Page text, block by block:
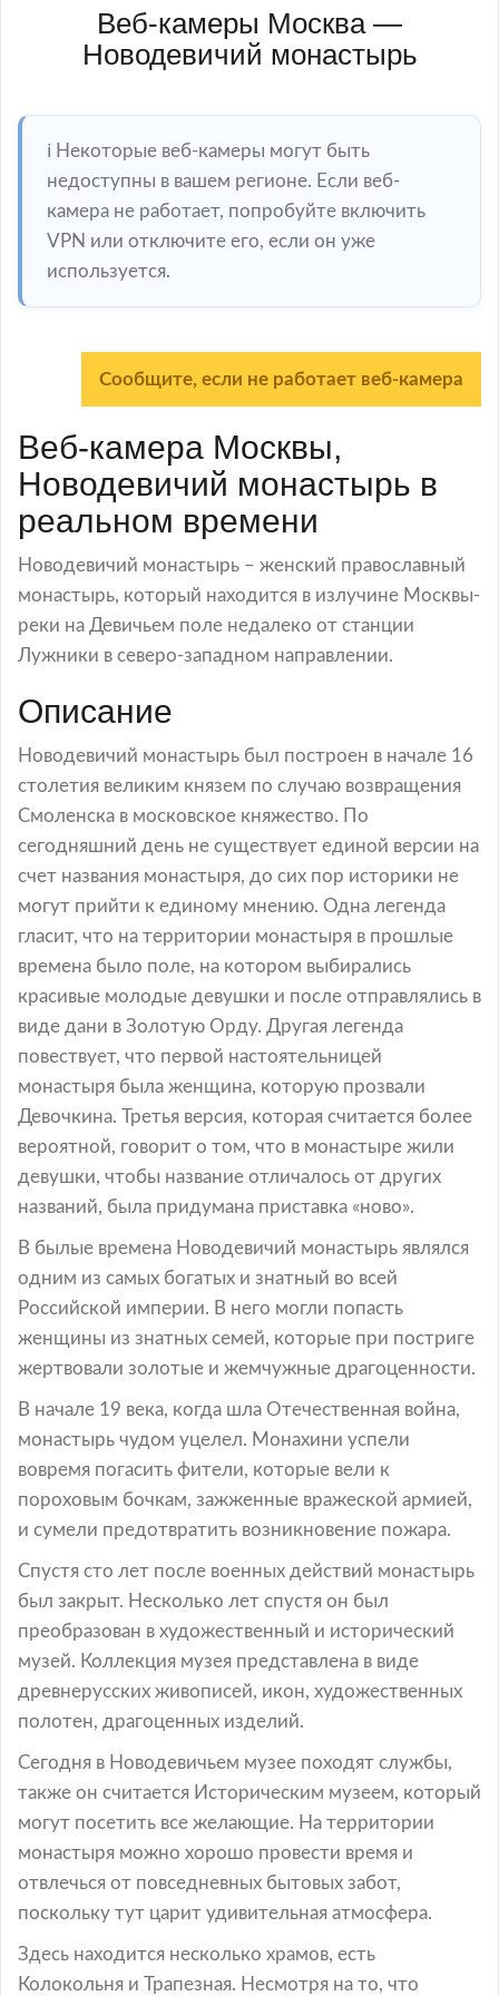
Веб-камеры Москва —
Новодевичий монастырь
ℹ️ Некоторые веб-камеры могут быть
недоступны в вашем регионе. Если веб-
камера не работает, попробуйте включить
VPN или отключите его, если он уже
используется.
Сообщите, если не работает веб-камера
Веб-камера Москвы,
Новодевичий монастырь в
реальном времени
Новодевичий монастырь – женский православный
монастырь, который находится в излучине Москвы-
реки на Девичьем поле недалеко от станции
Лужники в северо-западном направлении.
Описание
Новодевичий монастырь был построен в начале 16
столетия великим князем по случаю возвращения
Смоленска в московское княжество. По
сегодняшний день не существует единой версии на
счет названия монастыря, до сих пор историки не
могут прийти к единому мнению. Одна легенда
гласит, что на территории монастыря в прошлые
времена было поле, на котором выбирались
красивые молодые девушки и после отправлялись в
виде дани в Золотую Орду. Другая легенда
повествует, что первой настоятельницей
монастыря была женщина, которую прозвали
Девочкина. Третья версия, которая считается более
вероятной, говорит о том, что в монастыре жили
девушки, чтобы название отличалось от других
названий, была придумана приставка «ново».
В былые времена Новодевичий монастырь являлся
одним из самых богатых и знатный во всей
Российской империи. В него могли попасть
женщины из знатных семей, которые при постриге
жертвовали золотые и жемчужные драгоценности.
В начале 19 века, когда шла Отечественная война,
монастырь чудом уцелел. Монахини успели
вовремя погасить фители, которые вели к
пороховым бочкам, зажженные вражеской армией,
и сумели предотвратить возникновение пожара.
Спустя сто лет после военных действий монастырь
был закрыт. Несколько лет спустя он был
преобразован в художественный и исторический
музей. Коллекция музея представлена в виде
древнерусских живописей, икон, художественных
полотен, драгоценных изделий.
Сегодня в Новодевичьем музее походят службы,
также он считается Историческим музеем, который
могут посетить все желающие. На территории
монастыря можно хорошо провести время и
отвлечься от повседневных бытовых забот,
поскольку тут царит удивительная атмосфера.
Здесь находится несколько храмов, есть
Колокольня и Трапезная. Несмотря на то, что